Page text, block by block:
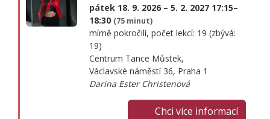
pátek 18. 9. 2026 – 5. 2. 2027 17:15–
18:30 (75 minut)
mírně pokročilí, počet lekcí: 19 (zbývá:
19)
Centrum Tance Můstek,
Václavské náměstí 36, Praha 1
Darina Ester Christenová
Chci více informací